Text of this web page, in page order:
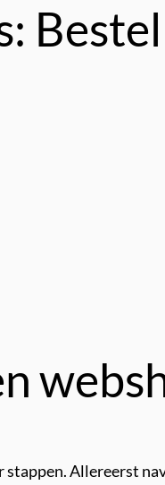
Allereerst